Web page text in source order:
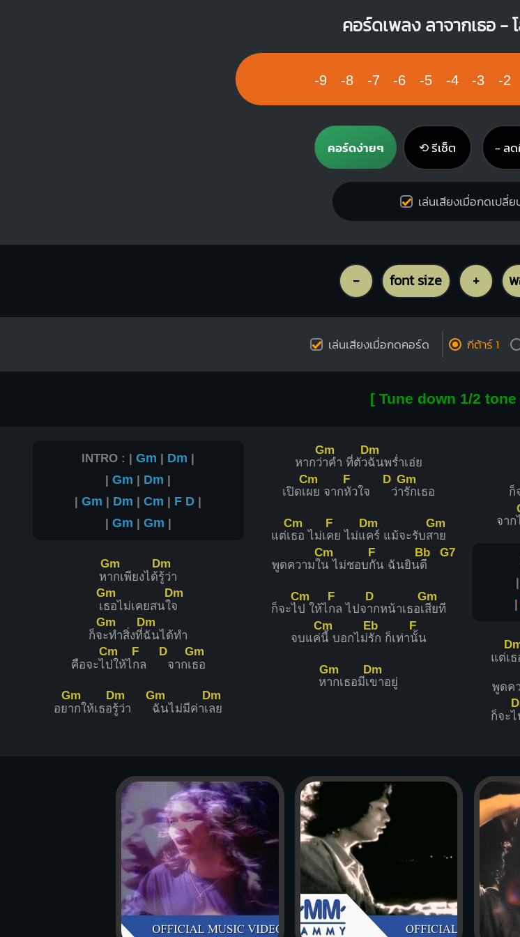
X
2
X O
คอร์ดเพลง ลาจากเธอ -
-9 -8 -7 -6 -5 -4 -3 -2
คอร์ดง่ายๆ ⟲ รีเซ็ต − ล
เล่นเสียงเมื่อกดเปลี่
- font size +
เล่นเสียงเมื่อกดคอร์ด กีต้าร์ 1
[ Tune down 1/2
INTRO : |Gm | Dm |
|Gm | Dm |
|Gm | Dm |Cm | F D |
| Gm | Gm |
ห
Gm
ากเพียงได้
Dm
รู้ว่า
เ
Gm
ธอไม่เคยสนใ
Dm
จ
ก็จ
Gm
ะทำสิ่งที่
Dm
ฉันได้ทำ
คือจะไ
Cm
ปให้ไ
F
กล
D
จากเ
Gm
ธอ
อย
Gm
ากให้เธอ
Dm
รู้ว่า
Gm
ฉันไม่มีค่าเ
Dm
ลย
หากว่
Gm
าคำ ที่ตัว
Dm
ฉันพร่ำเอ่ย
เปิดเ
Cm
ผย จาก
F
หัวใจ
D
ว่า
Gm
รักเธอ
แต่เ
Cm
ธอ ไม่เ
F
คย ไม่แ
Dm
คร์ แม้จะรับส
Gm
าย
พูดความใ
Cm
น ไม่ชอบ
F
กัน ฉันยิน
Bb
ดี
G7
ก็จะไ
Cm
ป ให้ไ
F
กล ไปจ
D
ากหน้าเธอเ
Gm
สียที
จบแค่
Cm
นี้ บอกไม่
Eb
รัก ก็เท่า
F
นั้น
ห
Gm
ากเธอมีเ
Dm
ขาอยู่
ก็
จาก
|
|
แต่เธ
พูดค
ก็จะไ